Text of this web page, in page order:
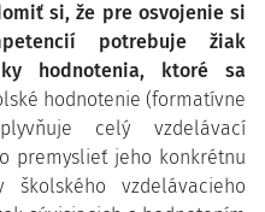
si, že pre osvojenie si
potrebuje žiak
hodnotenia, ktoré sa
hodnotenie (formatívne
celý vzdelávací
premyslieť jeho konkrétnu
vzdelávacieho